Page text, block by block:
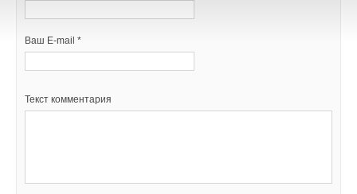
Ваш E-mail *
Текст комментария